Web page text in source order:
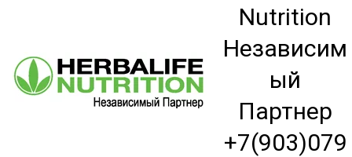
Nutrition
Независим
ый
Партнер
+7(903)079